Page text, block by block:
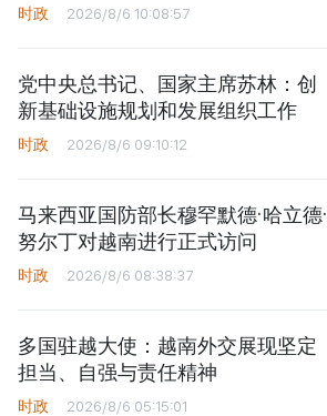
时政 2026/8/6 10:08:57
党中央总书记、国家主席苏林：创
新基础设施规划和发展组织工作
时政 2026/8/6 09:10:12
马来西亚国防部长穆罕默德·哈立德·
努尔丁对越南进行正式访问
时政 2026/8/6 08:38:37
多国驻越大使：越南外交展现坚定
担当、自强与责任精神
时政 2026/8/6 05:15:01